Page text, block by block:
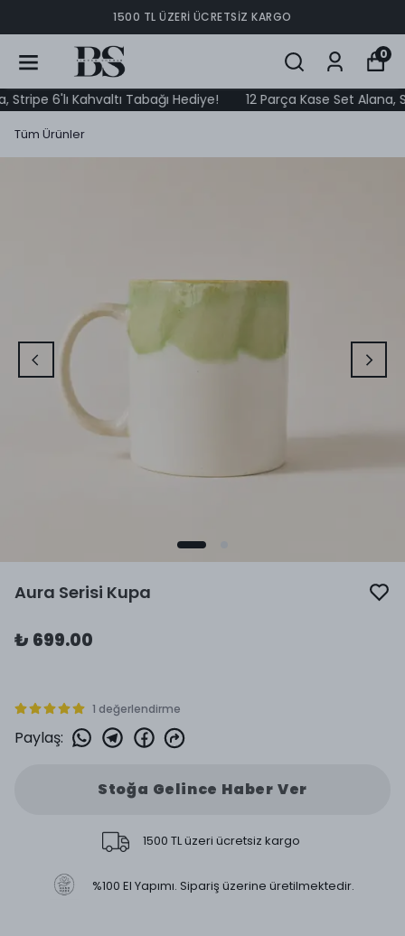
1500 TL ÜZERI ÜCRETSIZ KARGO
0
6'lı Kahvaltı Tabağı Hediye! 12 Parça Kase Set Alana,
Tüm Ürünler
Aura Serisi Kupa
₺ 699.00
1 değerlendirme
Paylaş:
Stoğa Gelince Haber Ver
1500 TL üzeri ücretsiz kargo
%100 El Yapımı. Sipariş üzerine üretilmektedir.